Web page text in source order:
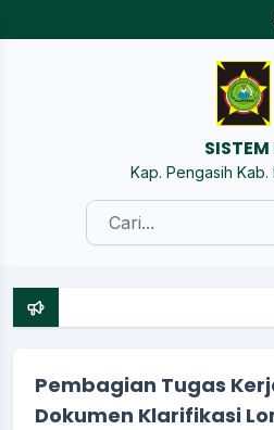
SISTEM
Kap. Pengasih
Pembagian Tugas
Dokumen Klarifikasi